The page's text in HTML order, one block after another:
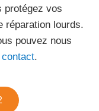
protégez vos
réparation lourds.
pouvez nous
contact.